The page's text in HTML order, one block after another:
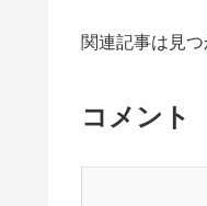
関連記事は見つ
コメント